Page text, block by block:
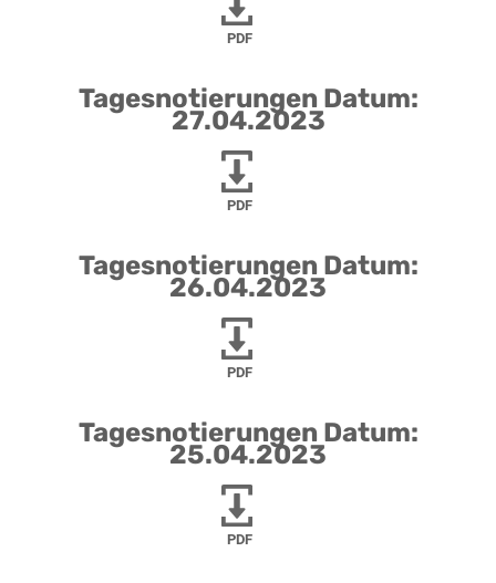
PDF
Tagesnotierungen Datum:
27.04.2023
PDF
Tagesnotierungen Datum:
26.04.2023
PDF
Tagesnotierungen Datum:
25.04.2023
PDF